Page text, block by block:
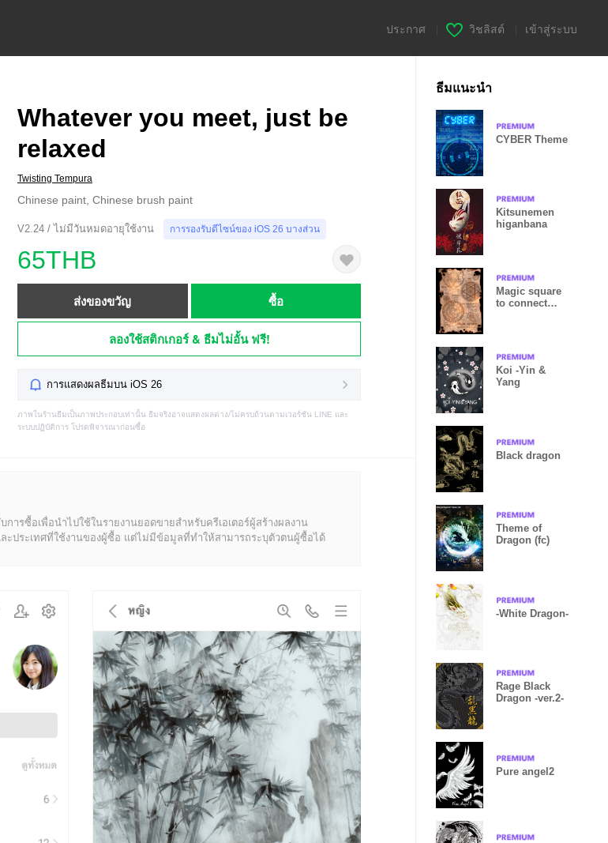
ประกาศ วิชลิสต์ เข้าสู่ระบบ
Whatever you meet, just be
relaxed
Twisting Tempura
Chinese paint, Chinese brush paint
V2.24 / ไม่มีวันหมดอายุใช้งาน การรองรับดีไซน์ของ iOS 26 บางส่วน
65THB
ส่งของขวัญ ซื้อ
ลองใช้สติกเกอร์ & ธีมไม่อั้น ฟรี!
การแสดงผลธีมบน iOS 26
ภาพในร้านธีมเป็นภาพประกอบเท่านั้น ธีมจริงอาจแสดงผลต่าง/ไม่ครบถ้วนตามเวอร์ชัน LINE และ
ระบบปฏิบัติการ โปรดพิจารณาก่อนซื้อ
การซื้อเพื่อนำไปใช้ในรายงานยอดขายสำหรับครีเอเตอร์ผู้สร้างผลงาน
ประเทศที่ใช้งานของผู้ซื้อ แต่ไม่มีข้อมูลที่ทำให้สามารถระบุตัวตนผู้ซื้อได้
ธีมแนะนำ
CYBER Theme
Kitsunemen
higanbana
Magic square
to connect
Koi -Yin &
Yang
Black dragon
Theme of
Dragon (fc)
-White Dragon-
Rage Black
Dragon -ver.2-
Pure angel2